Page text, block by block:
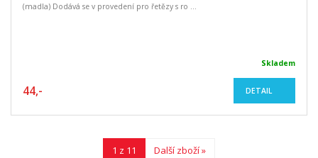
(madla) Dodává se v provedení pro řetězy s ro ...
Skladem
44,- DETAIL
1 z 11 Další zboží »